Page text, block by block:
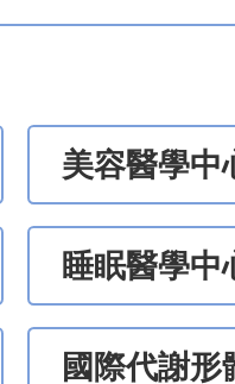
美容醫學中
睡眠醫學中
國際代謝形